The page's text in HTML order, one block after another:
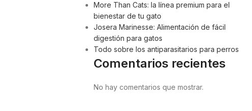
More Than Cats: la línea premium para el
bienestar de tu gato
Josera Marinesse: Alimentación de fácil
digestión para gatos
Todo sobre los antiparasitarios para perros
Comentarios recientes
No hay comentarios que mostrar.